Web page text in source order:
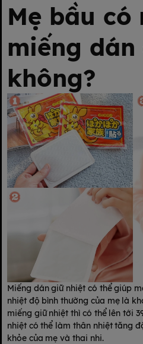
Mẹ bầu có
miếng
không?
Miếng dán giữ nhiệt có thể giúp
nhiệt độ bình thường của mẹ là
miếng giữ nhiệt thì có thể lên tới
nhiệt có thể làm thân nhiệt tăng
khỏe của mẹ và thai nhi.